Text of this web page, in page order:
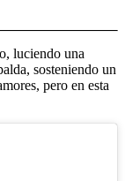
luciendo una
sosteniendo un
pero en esta